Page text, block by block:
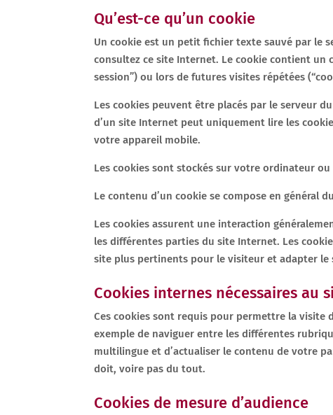
Qu’est-ce qu’un cookie
Un cookie est un petit fichier texte sauvé par le
consultez ce site Internet. Le cookie contient
session”) ou lors de futures visites répétées
Les cookies peuvent être placés par le serveur
d’un site Internet peut uniquement lire les
votre appareil mobile.
Les cookies sont stockés sur votre ordinateur
Le contenu d’un cookie se compose en général
Les cookies assurent une interaction
les différentes parties du site Internet. Les
site plus pertinents pour le visiteur et adapter
Cookies internes nécessaires au
Ces cookies sont requis pour permettre la
exemple de naviguer entre les différentes
multilingue et d’actualiser le contenu de votre
doit, voire pas du tout.
Cookies de mesure d’audience